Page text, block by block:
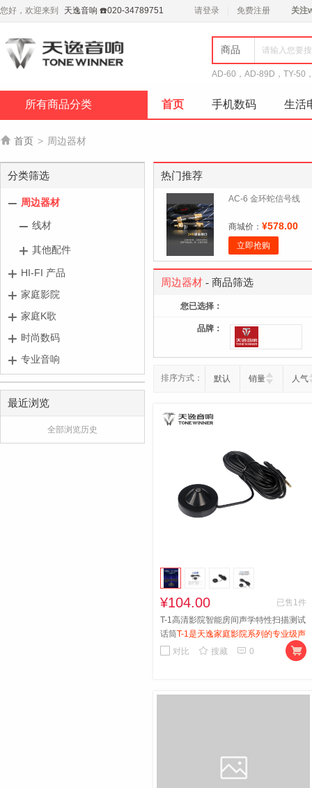
您好，欢迎来到 天逸音响 ☎️020-34789751 请登录 免费注册 关注
商品
AD-60，AD-89D，TY-50
所有商品分类 首页 手机数码 生活
 首页 > 周边器材
分类筛选
周边器材
线材
其他配件
HI-FI 产品
家庭影院
家庭K歌
时尚数码
专业音响
最近浏览
全部浏览历史
热门推荐
AC-6 金环蛇信号线
商城价： ¥578.00
立即抢购
周边器材 - 商品筛选
您已选择：
品牌：
排序方式： 默认 销量 人气
¥104.00
已售1件
T-1高清影院智能房间声学特性扫描测试
话筒T-1是天逸家庭影院系列的专业级声
学测试话筒。
对比  搜藏  0 